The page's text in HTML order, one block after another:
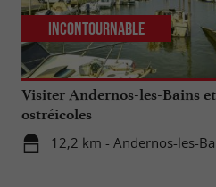
Visiter Andernos-les-Bains
ostréicoles
12,2 km - Andernos-les-
Incontournable